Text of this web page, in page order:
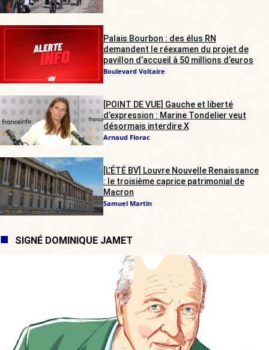
Palais Bourbon : des élus RN
demandent le réexamen du projet de
pavillon d’accueil à 50 millions d’euros
Boulevard Voltaire
[POINT DE VUE] Gauche et liberté
d’expression : Marine Tondelier veut
désormais interdire X
Arnaud Florac
[L’ÉTÉ BV] Louvre Nouvelle Renaissance
: le troisième caprice patrimonial de
Macron
Samuel Martin
SIGNÉ DOMINIQUE JAMET